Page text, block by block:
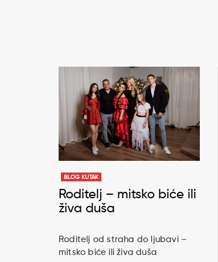
BLOG KUTAK
Roditelj – mitsko biće ili
živa duša
Roditelj od straha do ljubavi –
mitsko biće ili živa duša